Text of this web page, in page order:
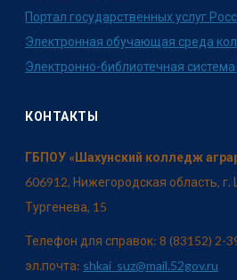
Портал государственных услуг
Электронная обучающая среда
Электронно-библиотечная
КОНТАКТЫ
ГБПОУ «Шахунский колледж
606912, Нижегородская область, г.
Тургенева, 15
Телефон для справок: 8 (83152) 2-
эл.почта: shkai_suz@mail.52gov.ru